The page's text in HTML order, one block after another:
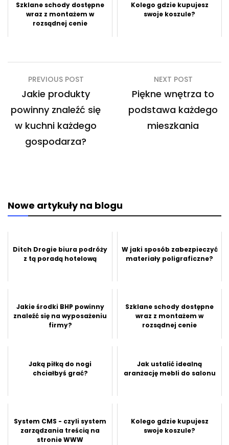
Szklane schody dostępne
wraz z montażem w
rozsądnej cenie
Kolego gdzie kupujesz
swoje koszule?
Nawigacja
wpisu
PREVIOUS POST
Jakie produkty
powinny znaleźć się
w kuchni każdego
gospodarza?
NEXT POST
Piękne wnętrza to
podstawa każdego
mieszkania
Nowe artykuły na blogu
Ditch Drogie biura podróży
z tą poradą hotelową
W jaki sposób zabezpieczyć
materiały poligraficzne?
Jakie środki BHP powinny
znaleźć się na wyposażeniu
firmy?
Szklane schody dostępne
wraz z montażem w
rozsądnej cenie
Jaką piłką do nogi
chciałbyś grać?
Jak ustalić idealną
aranżację mebli do salonu
System CMS - czyli system
zarządzania treścią na
stronie WWW
Kolego gdzie kupujesz
swoje koszule?